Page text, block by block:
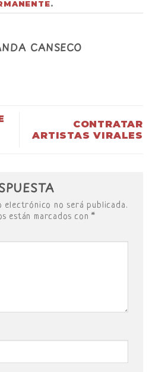
.
CANSECO
CONTRATAR
ARTISTAS VIRALES
electrónico no será publicada.
están marcados con*